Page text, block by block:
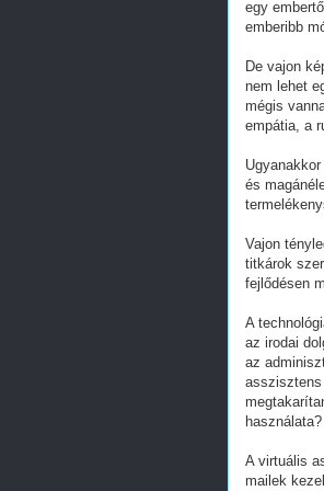
egy
emberibb
De vajon
nem lehet
mégis
empátia, a
és
Vajon
titkárok
fejlődésen
A
az irodai
az
használata?
A virtuális
mailek